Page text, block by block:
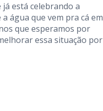
está celebrando a
água que vem pra cá em
que esperamos por
essa situação por